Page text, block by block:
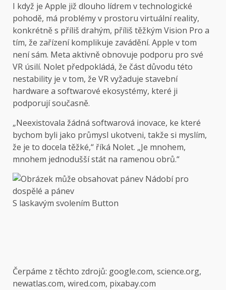
I když je Apple již dlouho lídrem v technologické
pohodě, má problémy v prostoru virtuální reality,
konkrétně s příliš drahým, příliš těžkým Vision Pro a
tím, že zařízení komplikuje zavádění. Apple v tom
není sám. Meta aktivně obnovuje podporu pro své
VR úsilí. Nolet předpokládá, že část důvodu této
nestability je v tom, že VR vyžaduje stavební
hardware a softwarové ekosystémy, které ji
podporují současně.
„Neexistovala žádná softwarová inovace, ke které
bychom byli jako průmysl ukotveni, takže si myslím,
že je to docela těžké,“ říká Nolet. „Je mnohem,
mnohem jednodušší stát na ramenou obrů.“
S laskavým svolením Button
Čerpáme z těchto zdrojů: google.com, science.org,
newatlas.com, wired.com, pixabay.com